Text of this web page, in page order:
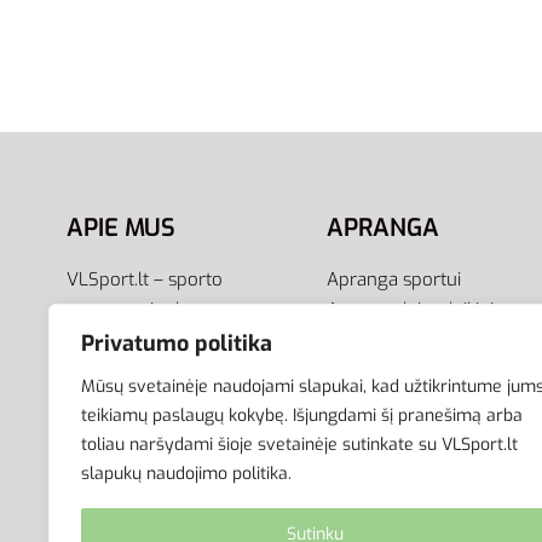
Privatumo politika
Mūsų svetainėje naudojami slapukai, kad užtikrintume
teikiamų paslaugų kokybę. Išjungdami šį pranešimą arba
toliau naršydami šioje svetainėje sutinkate su VLSport.lt
slapukų naudojimo politika.
Sutinku
Į krepšelį
APIE MUS
VLSport.lt – sporto
aprangos ir aksesuarų
el.parduotuvė aktyviam
aprangą visai šeimai –
vyrams, moterims bei
vaikams.
APRANGA
Apranga sportui
Apranga laisvalaikiui
Krepšiai